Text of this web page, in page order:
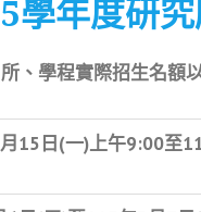
學年度研
、學程實際招生名額
月 15 日 (一)上午9:00至